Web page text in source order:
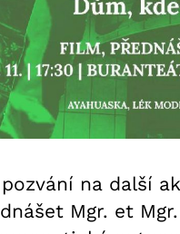
na další
Mgr. et